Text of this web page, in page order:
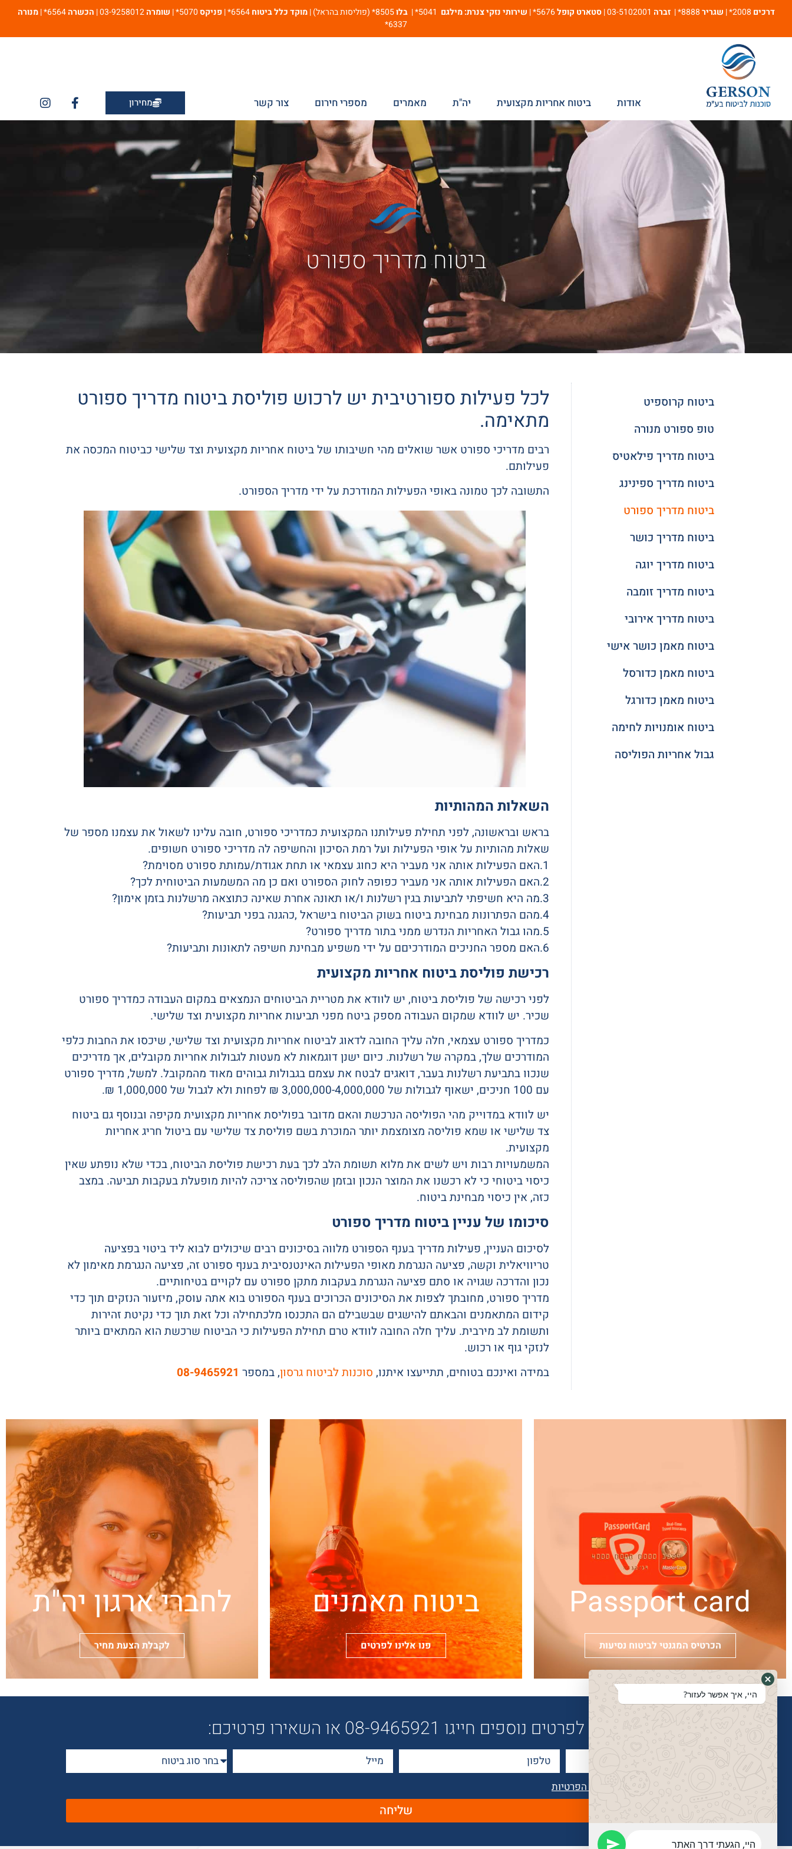
דרכים שגריר זברה סטארט קופל5676* | שירותי נזקי צנרת: מילגם בלו8505* (פוליסות בהראל) | מוקד כלל ביטוח6564* | פניקס שומרה03-9258012 | הכשרה6564* |
מנורה
6337*
אודות ביטוח אחריות מקצועית יה"ת מאמרים מספרי חירום צור קשר מחירון
ביטוח מדריך ספורט
ביטוח קרוספיט
טופ ספורט מנורה
ביטוח מדריך פילאטיס
ביטוח מדריך ספינינג
ביטוח מדריך ספורט
ביטוח מדריך כושר
ביטוח מדריך יוגה
ביטוח מדריך זומבה
ביטוח מדריך אירובי
ביטוח מאמן כושר אישי
ביטוח מאמן כדורסל
ביטוח מאמן כדורגל
ביטוח אומנויות לחימה
גבול אחריות הפוליסה
לכל פעילות ספורטיבית יש לרכוש פוליסת ביטוח מדריך ספורט
מתאימה.
רבים מדריכי ספורט אשר שואלים מהי חשיבותו של ביטוח אחריות מקצועית וצד שלישי כביטוח המכסה את
פעילותם.
התשובה לכך טמונה באופי הפעילות המודרכת על ידי מדריך הספורט.
השאלות המהותיות
בראש ובראשונה, לפני תחילת פעילותנו המקצועית כמדריכי ספורט, חובה עלינו לשאול את עצמנו מספר של
שאלות מהותיות על אופי הפעילות ועל רמת הסיכון והחשיפה לה מדריכי ספורט חשופים.
1.האם הפעילות אותה אני מעביר היא כחוג עצמאי או תחת אגודת/עמותת ספורט מסוימת?
2.האם הפעילות אותה אני מעביר כפופה לחוק הספורט ואם כן מה המשמעות הביטוחית לכך?
3.מה היא חשיפתי לתביעות בגין רשלנות ו/או תאונה אחרת שאינה כתוצאה מרשלנות בזמן אימון?
4.מהם הפתרונות מבחינת ביטוח בשוק הביטוח בישראל ,כהגנה בפני תביעות?
5.מהו גבול האחריות הנדרש ממני בתור מדריך ספורט?
6.האם מספר החניכים המודרכיםם על ידי משפיע מבחינת חשיפה לתאונות ותביעות?
רכישת פוליסת ביטוח אחריות מקצועית
לפני רכישה של פוליסת ביטוח, יש לוודא את מטריית הביטוחים הנמצאים במקום העבודה כמדריך ספורט
שכיר. יש לוודא שמקום העבודה מספק ביטח מפני תביעות אחריות מקצועית וצד שלישי.
כמדריך ספורט עצמאי, חלה עליך החובה לדאוג לביטוח אחריות מקצועית וצד שלישי, שיכסו את החבות כלפי
המודרכים שלך, במקרה של רשלנות. כיום ישנן דוגמאות לא מעטות לגבולות אחריות מקובלים, אך מדריכים
שנכוו בתביעת רשלנות בעבר, דואגים לבטח את עצמם בגבולות גבוהים מאוד מהמקובל. למשל, מדריך ספורט
עם 100 חניכים, ישאוף לגבולות של 3,000,000-4,000,000 ₪ לפחות ולא לגבול של 1,000,000 ₪.
יש לוודא במדוייק מהי הפוליסה הנרכשת והאם מדובר בפוליסת אחריות מקצועית מקיפה ובנוסף גם ביטוח
צד שלישי או שמא פוליסה מצומצמת יותר המוכרת בשם פוליסת צד שלישי עם ביטול חריג אחריות
מקצועית.
המשמעויות רבות ויש לשים את מלוא תשומת הלב לכך בעת רכישת פוליסת הביטוח, בכדי שלא נופתע שאין
כיסוי ביטוחי כי לא רכשנו את המוצר הנכון ובזמן שהפוליסה צריכה להיות מופעלת בעקבות תביעה. במצב
כזה, אין כיסוי מבחינת ביטוח.
סיכומו של עניין ביטוח מדריך ספורט
לסיכום העניין, פעילות מדריך בענף הספורט מלווה בסיכונים רבים שיכולים לבוא ליד ביטוי בפציעה
טריוויאלית וקשה, פציעה הנגרמת מאופי הפעילות האינטנסיבית בענף ספורט זה, פציעה הנגרמת מאימון לא
נכון והדרכה שגויה או סתם פציעה הנגרמת בעקבות מתקן ספורט עם לקויים בטיחותיים.
מדריך ספורט, מחובתך לצפות את הסיכונים הכרוכים בענף הספורט בוא אתה עוסק, מיזעור הנזקים תוך כדי
קידום המתאמנים והבאתם להישגים שבשבילם הם התכנסו מלכתחילה וכל זאת תוך כדי נקיטת זהירות
ותשומת לב מירבית. עליך חלה החובה לוודא טרם תחילת הפעילות כי הביטוח שרכשת הוא המתאים ביותר
לנזקי גוף או רכוש.
במידה ואינכם בטוחים, תתייעצו איתנו, סוכנות לביטוח גרסון, במספר 08-9465921
Passport card
הכרטיס המגנטי לביטוח נסיעות
ביטוח מאמנים
פנו אלינו לפרטים
לחברי ארגון יה"ת
לקבלת הצעת מחיר
לפרטים נוספים חייגו 08-9465921 או השאירו פרטיכם:
מדיניות הפרטיות
שליחה
היי, איך אפשר לעזור?